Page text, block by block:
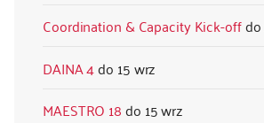
Coordination & Capacity Kick-off
DAINA 4
15 wrz
MAESTRO 18
15 wrz